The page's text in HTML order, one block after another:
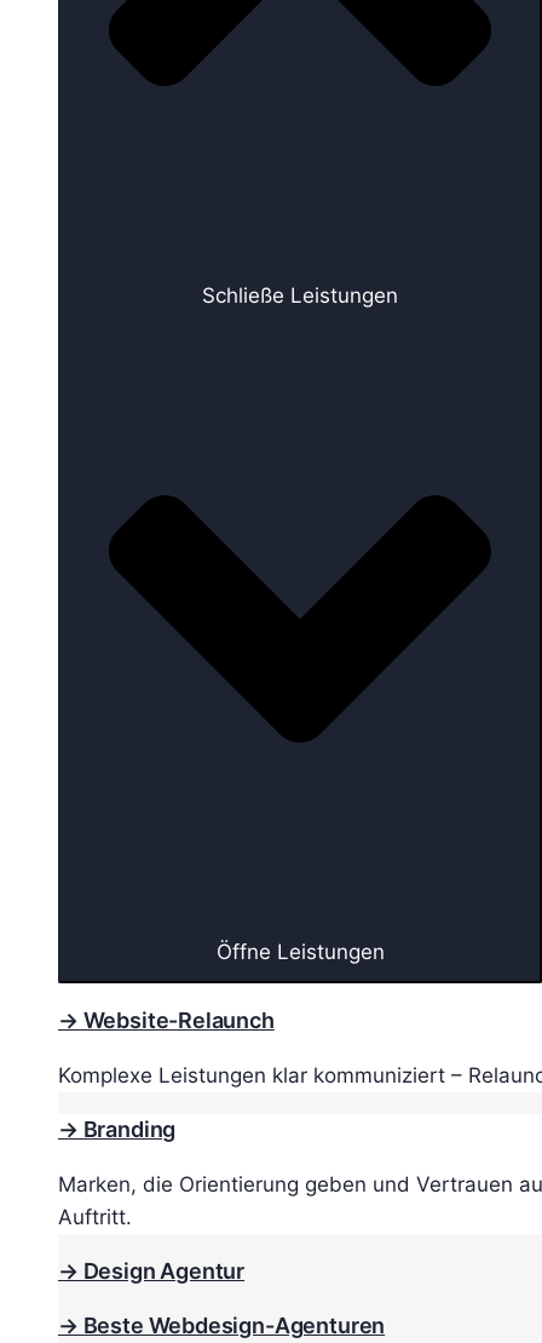
Schließe Leistungen
Öffne Leistungen
→ Website-Relaunch
Komplexe Leistungen klar kommuniziert –
→ Branding
Marken, die Orientierung geben und Vertrauen
Auftritt.
→ Design Agentur
→ Beste Webdesign-Agenturen